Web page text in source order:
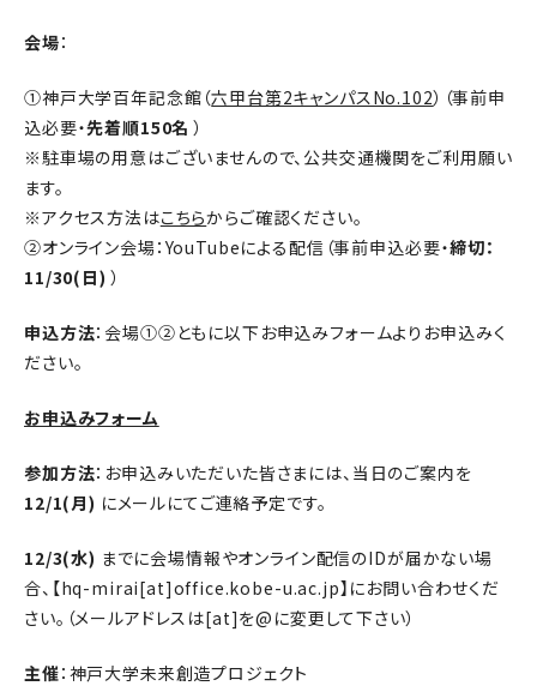
会場：
①神戸大学百年記念館（六甲台第2キャンパスNo.102）（事前申
込必要・先着順150名 ）
※駐車場の用意はございませんので、公共交通機関をご利用願い
ます。
※アクセス方法はこちらからご確認ください。
②オンライン会場：YouTubeによる配信（事前申込必要・締切：
11/30(日) ）
申込方法：会場①②ともに以下お申込みフォームよりお申込みく
ださい。
お申込みフォーム
参加方法：お申込みいただいた皆さまには、当日のご案内を
12/1(月) にメールにてご連絡予定です。
12/3(水) までに会場情報やオンライン配信のIDが届かない場
合、【hq-mirai[at]office.kobe-u.ac.jp】にお問い合わせくだ
さい。（メールアドレスは[at]を@に変更して下さい）
主催：神戸大学未来創造プロジェクト